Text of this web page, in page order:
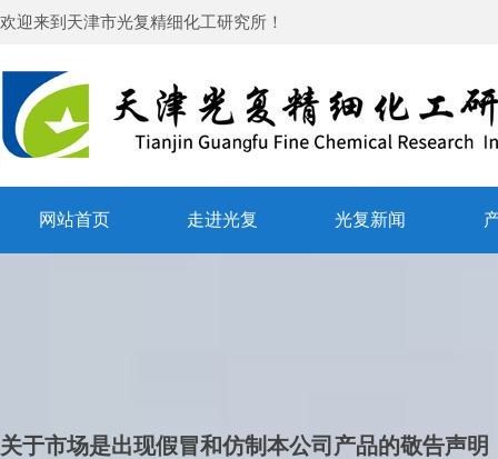
欢迎来到 天津市光复精细化工研究所 ！
网站首页 走进光复 光复新闻
关于市场是出现假冒和仿制本公司产品的敬告声明